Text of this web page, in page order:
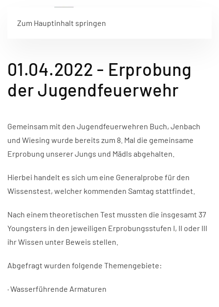
Zum Hauptinhalt springen
01.04.2022 - Erprobung
der Jugendfeuerwehr
Gemeinsam mit den Jugendfeuerwehren Buch, Jenbach
und Wiesing wurde bereits zum 8. Mal die gemeinsame
Erprobung unserer Jungs und Mädls abgehalten.
Hierbei handelt es sich um eine Generalprobe für den
Wissenstest, welcher kommenden Samtag stattfindet.
Nach einem theoretischen Test mussten die insgesamt 37
Youngsters in den jeweiligen Erprobungsstufen I, II oder III
ihr Wissen unter Beweis stellen.
Abgefragt wurden folgende Themengebiete:
· Wasserführende Armaturen